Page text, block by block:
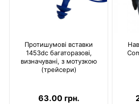
Протишумові вставки
1453dc багаторазові,
визначувані, з мотузкою
(трейсери)
63.00 грн.